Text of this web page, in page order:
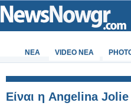
ΝΕΑ VIDEO NEA
Είναι η Angelina Jolie